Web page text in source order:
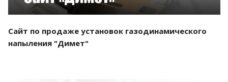
Сайт по продаже установок газодинамического
напыления "Димет"